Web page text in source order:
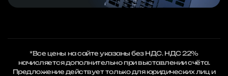
*Все цены на сайте указаны без НДС. НДС 22%
начисляется дополнительно при выставлении счёта.
Предложение действует только для юридических лиц и